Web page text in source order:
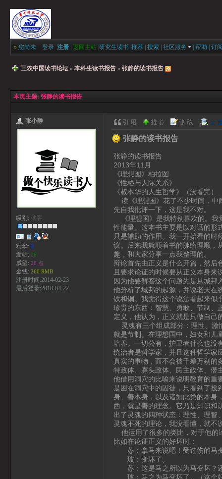
» 您尚未 登录 注册 返回主站 研究生读书 推荐 搜索 社区服务 帮助 订
三农中国读书论坛 » 本科生读书报告 » 张静的读书报告
本页主题: 张静的读书报告
张小静
级别: 侠客
精华: 0
发帖: 26
威望: 26 点
金钱: 260 RMB
注册时间:2014-02-23
最后登录:2018-04-22
张静的读书报告
张静的读书报告
2013年11月
《理想国》柏拉图
《性格与人际关系》
《叔本华的人生哲学》（没看完）
读《理想国》花了不少时间，中
先自我批评一下，这是我不对。
《理想国》是我特别喜欢的。我
性能量。这本书主要是以对话的形
只是辅助的作用。我一开始看的时
议。后来我就顺着书的脉络理顺，
趣，和大家分享一点我整理的。
辩论首先由正义是什么开篇，然后
且要求论证的时候要从正义本身
因为他要解答这个问题先是从城邦
他分析了城邦的起源，并说老天在
铁和铜。我觉得这个说法看起来似
珍贵的东西：智慧、勇敢、节制、
定义，他认为，正义就是只做自己
灵魂有三个组成部分：理性、激
就是节制。在理想国中，妇女和儿
培养。一切公有，护卫者什么也没
统治者是哲学家，并且这种哲学家
真实的事物，而不会被千差万别的
特政体、寡头政体、民主政体、僭
他借用洞穴的比喻来说明教育的重
是困在洞穴中的囚徒，只看到了投
身、善本身，以及诸如此类的本身
西，就是善的理念。它乃是知识和
出了灵魂的四种状态：理性、理智
灵魂不死的理论，我没看懂，就不
他运用了很多的类比，对于他的
比如在论证正义的好坏时：
苏：拿马来说吧！受过伤的马
玻：变坏了。
苏：这是马之所以为马变坏？
玻：马之为马变坏了。（这个好